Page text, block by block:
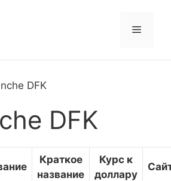
Меню
DFK
DFK
Краткое
название
Курс к
доллару